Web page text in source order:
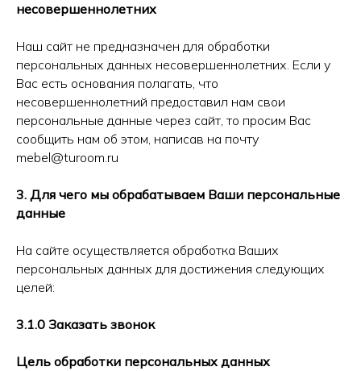
несовершеннолетних
Наш сайт не предназначен для обработки
персональных данных несовершеннолетних. Если у
Вас есть основания полагать, что
несовершеннолетний предоставил нам свои
персональные данные через сайт, то просим Вас
сообщить нам об этом, написав на почту
mebel@turoom.ru
3. Для чего мы обрабатываем Ваши персональные
данные
На сайте осуществляется обработка Ваших
персональных данных для достижения следующих
целей:
3.1.0 Заказать звонок
Цель обработки персональных данных